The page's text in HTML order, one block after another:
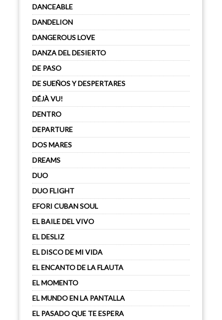
DANCEABLE
DANDELION
DANGEROUS LOVE
DANZA DEL DESIERTO
DE PASO
DE SUEÑOS Y DESPERTARES
DÉJÀ VU!
DENTRO
DEPARTURE
DOS MARES
DREAMS
DUO
DUO FLIGHT
EFORI CUBAN SOUL
EL BAILE DEL VIVO
EL DESLIZ
EL DISCO DE MI VIDA
EL ENCANTO DE LA FLAUTA
EL MOMENTO
EL MUNDO EN LA PANTALLA
EL PASADO QUE TE ESPERA